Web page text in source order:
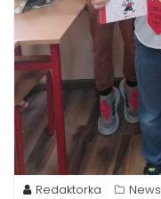
Redaktorka News